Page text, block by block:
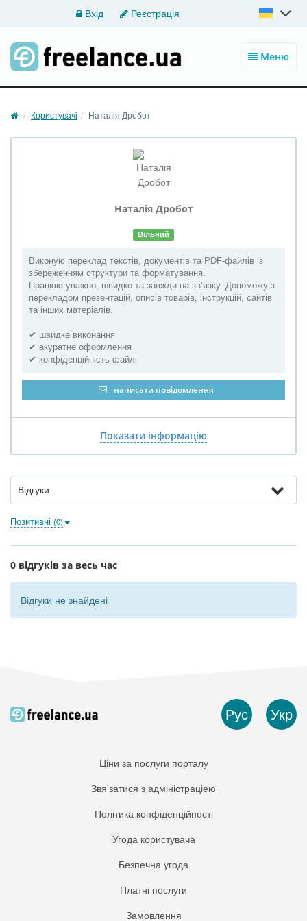
Вхід Реєстрація
Меню
Користувачі Наталія Дробот
Наталія Дробот
Вільний
Виконую переклад текстів, документів та PDF-файлів із
збереженням структури та форматування.
Працюю уважно, швидко та завжди на зв’язку. Допоможу з
перекладом презентацій, описів товарів, інструкцій, сайтів
та інших матеріалів.
✔ швидке виконання
✔ акуратне оформлення
✔ конфіденційність файлі
написати повідомлення
Показати інформацію
Відгуки
Позитивні (0)
0 відгуків за весь час
Відгуки не знайдені
Рус Укр
Ціни за послуги порталу
Звя'затися з адміністраціею
Політика конфіденційності
Угода користувача
Безпечна угода
Платнi послуги
Замовлення